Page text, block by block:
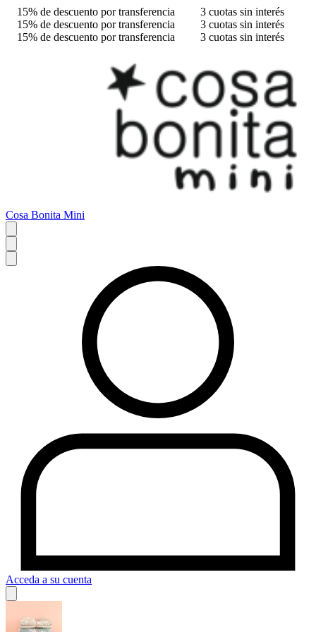
15% de descuento por transferencia
3 cuotas sin interés
15% de descuento por transferencia
3 cuotas sin interés
15% de descuento por transferencia
3 cuotas sin interés
Cosa Bonita Mini
Acceda a su cuenta